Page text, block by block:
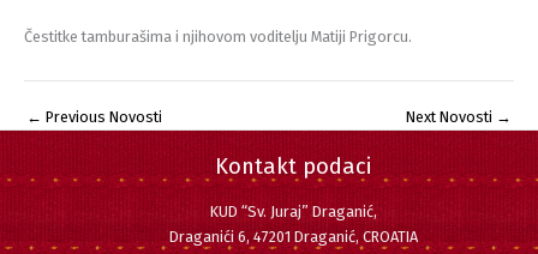
Čestitke tamburašima i njihovom voditelju Matiji Prigorcu.
← Previous Novosti Next Novosti →
Kontakt podaci
KUD “Sv. Juraj” Draganić,
Draganići 6, 47201 Draganić, CROATIA